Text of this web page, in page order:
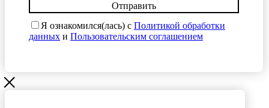
Отправить
Я ознакомился(лась) с Политикой обработки
данных и Пользовательским соглашением